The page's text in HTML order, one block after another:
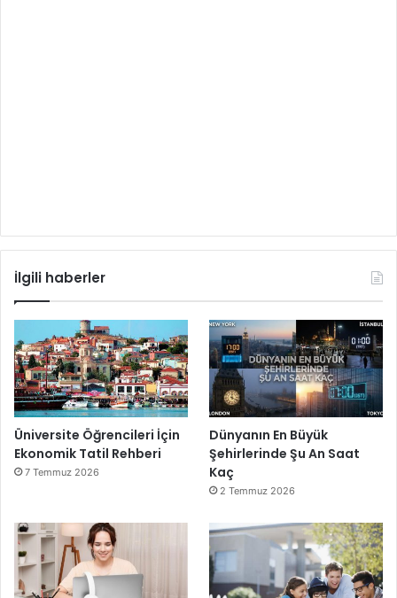
İlgili haberler
Üniversite Öğrencileri İçin
Ekonomik Tatil Rehberi
7 Temmuz 2026
Dünyanın En Büyük
Şehirlerinde Şu An Saat
Kaç
2 Temmuz 2026